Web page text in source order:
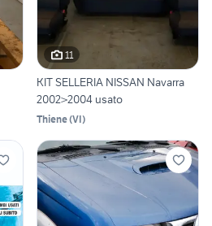
11
KIT SELLERIA NISSAN Navarra
2002>2004 usato
Thiene(VI)